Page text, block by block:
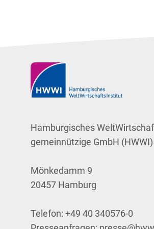
Hamburgisches
gemeinnützige GmbH (HWWI)
Mönkedamm 9
20457 Hamburg
Telefon: +49 40 340576-0